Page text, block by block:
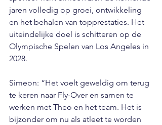
jaren volledig op groei, ontwikkeling
en het behalen van topprestaties. Het
uiteindelijke doel is schitteren op de
Olympische Spelen van Los Angeles in
2028.
Simeon: “Het voelt geweldig om terug
te keren naar Fly-Over en samen te
werken met Theo en het team. Het is
bijzonder om nu als atleet te worden